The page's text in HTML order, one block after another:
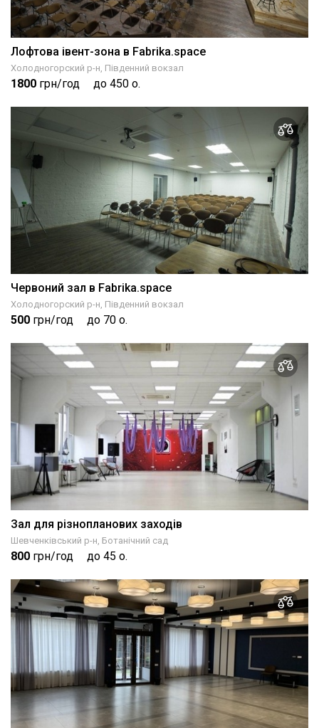
Лофтова івент-зона в Fabrika.space
Холодногорский р-н, Південний вокзал
1800 грн/год до 450 о.
Червоний зал в Fabrika.space
Холодногорский р-н, Південний вокзал
500 грн/год до 70 о.
Зал для різнопланових заходів
Шевченківський р-н, Ботанічний сад
800 грн/год до 45 о.